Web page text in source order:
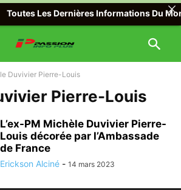
Duvivier Pierre-Louis
Pierre-Louis
L’ex-PM Michèle Duvivier Pierre-
Louis décorée par l’Ambassade
de France
Erickson Alciné - 14 mars 2023
Toutes Les Dernières Informations Du